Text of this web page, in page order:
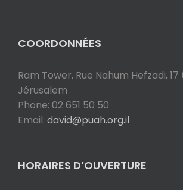
COORDONNÉES
Ram Tower, Rue Nahum Hefzadi,
Jérusalem
Phone: 02 651 50 50
Email: david@puah.org.il
HORAIRES D’OUVERTURE